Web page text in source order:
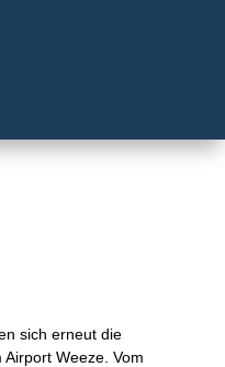
sich erneut die
Weeze. Vom